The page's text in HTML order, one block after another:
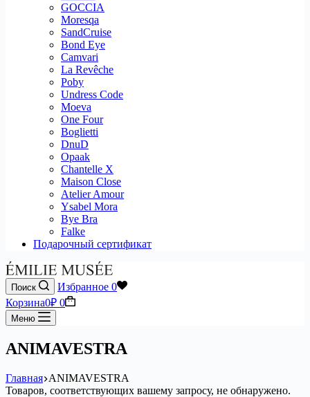
GOCCIA
Moresqa
SandCruise
Bond Eye
Camvari
La Revêche
Poby
Undress Code
Moeva
One Four
Boglietti
DnuD
Opaak
Chantelle X
Maison Close
Atelier Amour
Ysabel Mora
Bye Bra
Falke
Подарочный сертификат
Поиск Избранное 0
Корзина0₽ 0
Меню
ANIMAVESTRA
Главная ANIMAVESTRA
Товаров, соответствующих вашему запросу, не обнаружено.